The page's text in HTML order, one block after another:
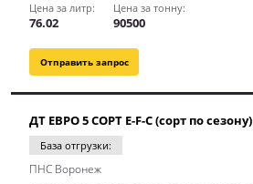
Отправить запрос
Цена за литр:
76.02
Цена за тонну:
90500
ДТ ЕВРО 5 СОРТ E-F-C (сорт по сезону)
База отгрузки:
ПНС Воронеж